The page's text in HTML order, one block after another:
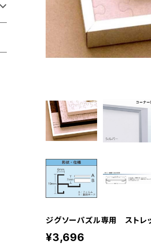
ジグソーパズル専用 ストレ
¥3,696